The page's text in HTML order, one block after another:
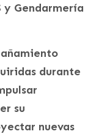
Gendarmería
durante
su
nuevas